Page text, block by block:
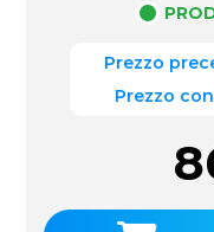
Prezzo
Prezzo